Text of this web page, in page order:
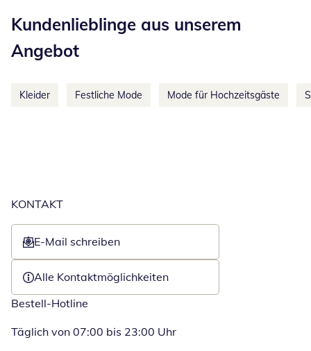
Kundenlieblinge aus unserem
Angebot
Kleider Festliche Mode Mode für Hochzeitsgäste
KONTAKT
E-Mail schreiben
Öffnet E-Mail-Client
Alle Kontaktmöglichkeiten
Bestell-Hotline
Täglich von 07:00 bis 23:00 Uhr